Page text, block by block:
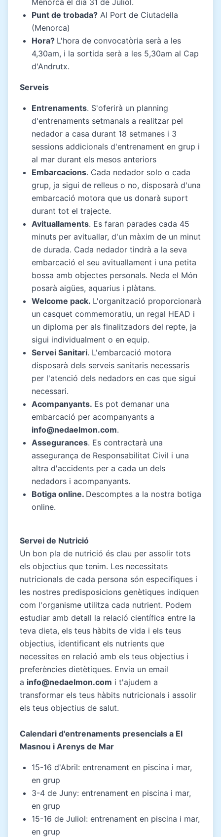
Punt de trobada? Al Port de Ciutadella
(Menorca)
Hora? L'hora de convocatòria serà a les
4,30am, i la sortida serà a les 5,30am al Cap
d'Andrutx.
Serveis
Entrenaments. S'oferirà un planning
d'entrenaments setmanals a realitzar pel
nedador a casa durant 18 setmanes i 3
sessions addicionals d'entrenament en grup i
al mar durant els mesos anteriors
Embarcacions. Cada nedador solo o cada
grup, ja sigui de relleus o no, disposarà d'una
embarcació motora que us donarà suport
durant tot el trajecte.
Avituallaments. Es faran parades cada 45
minuts per avituallar, d'un màxim de un minut
de durada. Cada nedador tindrà a la seva
embarcació el seu avituallament i una petita
bossa amb objectes personals. Neda el Món
posarà aigües, aquarius i plàtans.
Welcome pack. L'organització proporcionarà
un casquet commemoratiu, un regal HEAD i
un diploma per als finalitzadors del repte, ja
sigui individualment o en equip.
Servei Sanitari. L'embarcació motora
disposarà dels serveis sanitaris necessaris
per l'atenció dels nedadors en cas que sigui
necessari.
Acompanyants. Es pot demanar una
embarcació per acompanyants a
info@nedaelmon.com.
Assegurances. Es contractarà una
assegurança de Responsabilitat Civil i una
altra d'accidents per a cada un dels
nedadors i acompanyants.
Botiga online. Descomptes a la nostra botiga
online.
Servei de Nutrició
Un bon pla de nutrició és clau per assolir tots
els objectius que tenim. Les necessitats
nutricionals de cada persona són especifiques i
les nostres predisposicions genètiques indiquen
com l'organisme utilitza cada nutrient. Podem
estudiar amb detall la relació científica entre la
teva dieta, els teus hàbits de vida i els teus
objectius, identificant els nutrients que
necessites en relació amb els teus objectius i
preferències dietètiques. Envia un email
a info@nedaelmon.com i t'ajudem a
transformar els teus hàbits nutricionals i assolir
els teus objectius de salut.
Calendari d'entrenaments presencials a El
Masnou i Arenys de Mar
15-16 d'Abril: entrenament en piscina i mar,
en grup
3-4 de Juny: entrenament en piscina i mar,
en grup
15-16 de Juliol: entrenament en piscina i mar,
en grup